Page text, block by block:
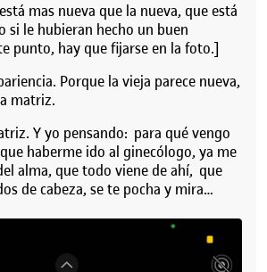
mas nueva que la nueva, que está
si le hubieran hecho un buen
punto, hay que fijarse en la foto.]
Porque la vieja parece nueva,
matriz.
Y yo pensando: para qué vengo
haberme ido al ginecólogo, ya me
alma, que todo viene de ahí, que
de cabeza, se te pocha y mira…